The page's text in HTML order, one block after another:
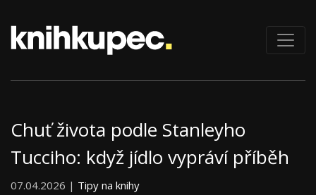
Chuť života podle Stanleyho
Tucciho: když jídlo vypráví příběh
07.04.2026 | Tipy na knihy